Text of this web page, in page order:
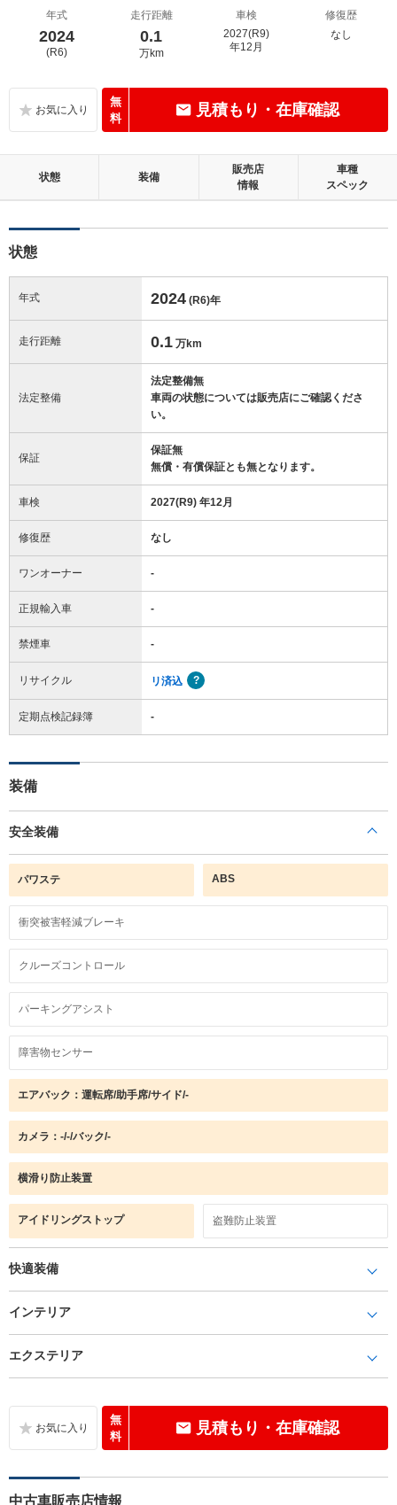
年式
2024
(R6)
走行距離
0.1
万km
車検
2027(R9)
年12月
修復歴
なし
無
料
見積もり・在庫確認
状態 装備
販売店
情報
車種
スペック
状態
年式 2024 (R6)年
走行距離 0.1 万km
法定整備
法定整備無
車両の状態については販売店にご確認くださ
い。
保証
保証無
無償・有償保証とも無となります。
車検 2027(R9) 年12月
修復歴 なし
ワンオーナー -
正規輸入車 -
禁煙車 -
リサイクル リ済込
定期点検記録簿 -
装備
安全装備
パワステ ABS
衝突被害軽減ブレーキ
クルーズコントロール
パーキングアシスト
障害物センサー
エアバック：運転席/助手席/サイド/-
カメラ：-/-/バック/-
横滑り防止装置
アイドリングストップ 盗難防止装置
快適装備
インテリア
エクステリア
無
料
見積もり・在庫確認
中古車販売店情報